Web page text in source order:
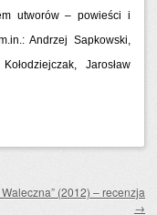
utworów – powieści i
Andrzej Sapkowski,
Jarosław
Waleczna” (2012) – recenzja
→